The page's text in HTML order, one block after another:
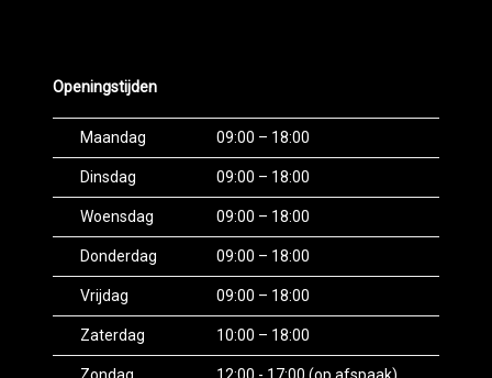
Openingstijden
Maandag 09:00 – 18:00
Dinsdag 09:00 – 18:00
Woensdag 09:00 – 18:00
Donderdag 09:00 – 18:00
Vrijdag 09:00 – 18:00
Zaterdag 10:00 – 18:00